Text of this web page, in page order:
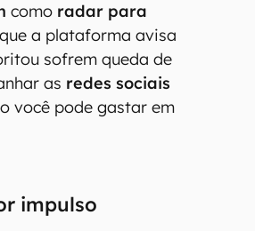
como radar para
a plataforma avisa
sofrem queda de
as redes sociais
você pode gastar em
impulso